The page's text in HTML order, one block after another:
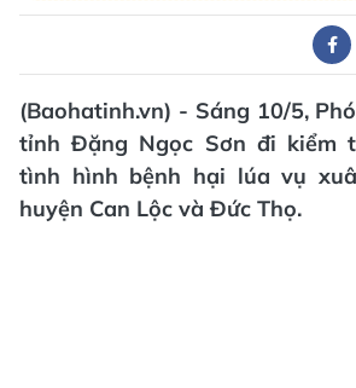
(Baohatinh.vn) - Sáng 10/5,
tỉnh Đặng Ngọc Sơn đi kiểm
tình hình bệnh hại lúa vụ
huyện Can Lộc và Đức Thọ.